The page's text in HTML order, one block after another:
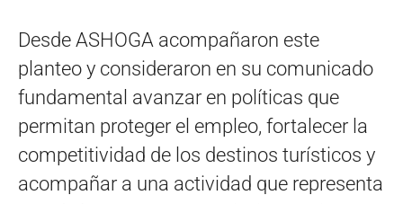
Desde ASHOGA acompañaron este
planteo y consideraron en su comunicado
fundamental avanzar en políticas que
permitan proteger el empleo, fortalecer la
competitividad de los destinos turísticos y
acompañar a una actividad que representa